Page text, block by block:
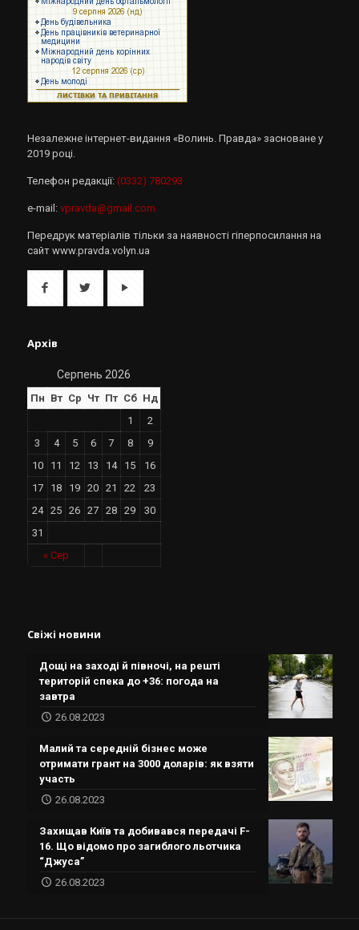
Незалежне інтернет-видання «Волинь. Правда» засноване у
2019 році.
Телефон редакції: (0332) 780293
e-mail: vpravda@gmail.com
Передрук матеріалів тільки за наявності гіперпосилання на
сайт www.pravda.volyn.ua
Архів
Серпень 2026
Пн Вт Ср Чт Пт Сб Нд
« Сер
1
2
3
4 5 6 7 8
9
10
11 12 13 14 15
16
17
18 19 20 21 22
23
24
25 26 27 28 29
30
31
Свіжі новини
Дощі на заході й півночі, на решті
територій спека до +36: погода на
завтра
26.08.2023
Малий та середній бізнес може
отримати грант на 3000 доларів: як взяти
участь
26.08.2023
Захищав Київ та добивався передачі F-
16. Що відомо про загиблого льотчика
“Джуса”
26.08.2023